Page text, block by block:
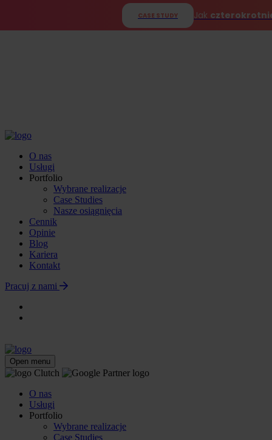
CASE STUDY Jak
O nas
Usługi
Portfolio
Wybrane realizacje
Case Studies
Nasze osiągnięcia
Cennik
Opinie
Blog
Kariera
Kontakt
Pracuj z nami
Open menu
O nas
Usługi
Portfolio
Wybrane realizacje
Case Studies